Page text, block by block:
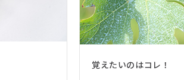
覚えたいのはコレ！